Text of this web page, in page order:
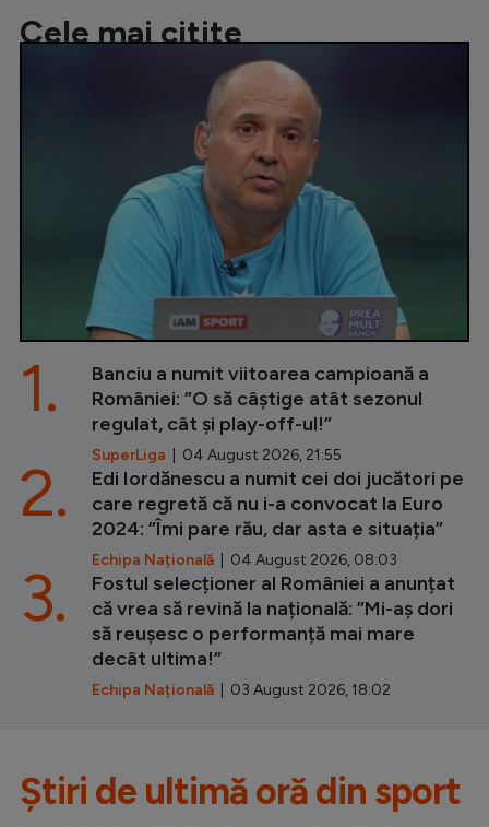
Cele mai citite
Banciu a numit viitoarea campioană a
României: ”O să câștige atât sezonul
regulat, cât și play-off-ul!”
SuperLiga | 04 August 2026, 21:55
1.
Edi Iordănescu a numit cei doi jucători pe
care regretă că nu i-a convocat la Euro
2024: ”Îmi pare rău, dar asta e situația”
Echipa Națională | 04 August 2026, 08:03
2.
Fostul selecționer al României a anunțat
că vrea să revină la națională: ”Mi-aș dori
să reușesc o performanță mai mare
decât ultima!”
Echipa Națională | 03 August 2026, 18:02
3.
Știri de ultimă oră din sport